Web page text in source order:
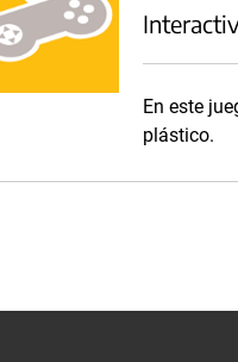
En este
plástico.